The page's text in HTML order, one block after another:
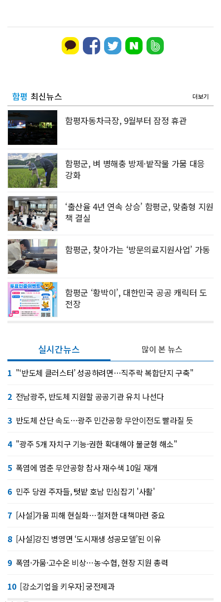
함평 최신뉴스 더보기
함평자동차극장, 9월부터 잠정 휴관
함평군, 벼 병해충 방제·밭작물 가뭄 대응
강화
‘출산율 4년 연속 상승’ 함평군, 맞춤형 지원
책 결실
함평군, 찾아가는 ‘방문의료지원사업’ 가동
함평군 ‘황박이’, 대한민국 공공 캐릭터 도
전장
실시간뉴스
1 "‘반도체 클러스터’ 성공하려면…직주락 복합단지 구축"
2 전남광주, 반도체 지원할 공공기관 유치 나선다
3 반도체 산단 속도…광주 민간공항 무안이전도 빨라질 듯
4 "광주 5개 자치구 기능·권한 확대해야 불균형 해소"
5 폭염에 멈춘 무안공항 참사 재수색 10일 재개
6 민주 당권 주자들, 텃밭 호남 민심잡기 '사활'
7 [사설]가뭄 피해 현실화…철저한 대책마련 중요
8 [사설]강진 병영면 ‘도시재생 성공모델’된 이유
9 폭염·가뭄·고수온 비상…농·수협, 현장 지원 총력
10 [강소기업을 키우자] 궁전제과
많이 본 뉴스